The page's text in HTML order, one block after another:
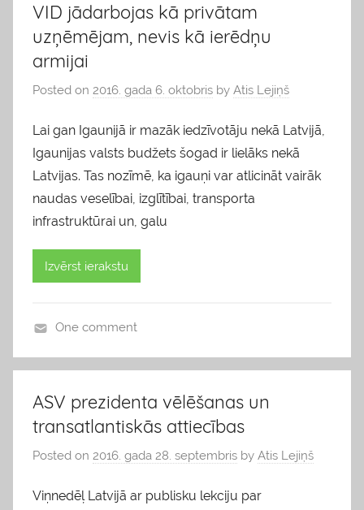
g
s
VID jādarbojas kā privātam
uzņēmējam, nevis kā ierēdņu
armijai
Posted on 2016. gada 6. oktobris by Atis Lejiņš
Lai gan Igaunijā ir mazāk iedzīvotāju nekā Latvijā,
Igaunijas valsts budžets šogad ir lielāks nekā
Latvijas. Tas nozīmē, ka igauņi var atlicināt vairāk
naudas veselībai, izglītībai, transporta
infrastruktūrai un, galu
Izvērst ierakstu
l
g
s
One comment
ASV prezidenta vēlēšanas un
transatlantiskās attiecības
Posted on 2016. gada 28. septembris by Atis Lejiņš
Viņnedēļ Latvijā ar publisku lekciju par